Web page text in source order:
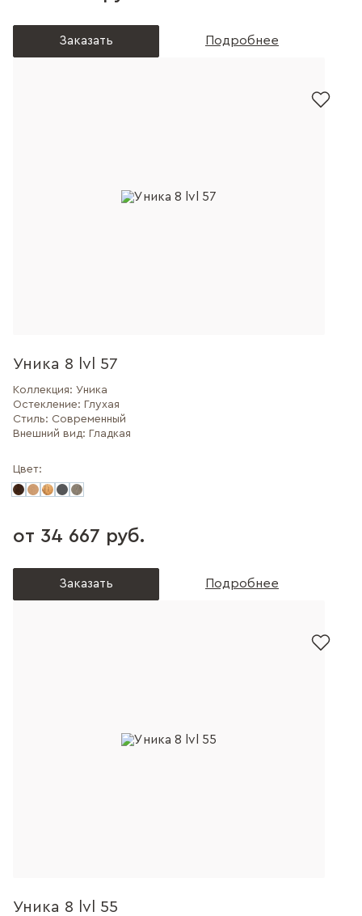
Заказать Подробнее
Уника 8 lvl 57
Коллекция: Уника
Остекление: Глухая
Стиль: Современный
Внешний вид: Гладкая
Цвет:
от 34 667 руб.
Заказать Подробнее
Уника 8 lvl 55